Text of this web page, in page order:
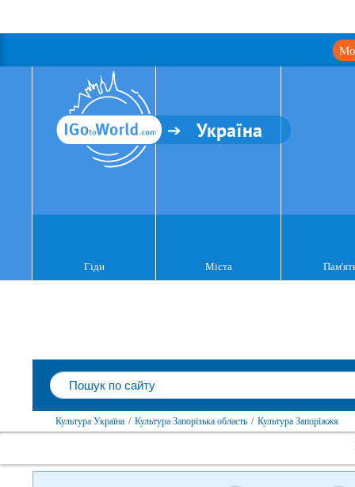
Україна
Гіди Міста
Культура Україна / Культура Запорізька область / Культура Запоріжжя